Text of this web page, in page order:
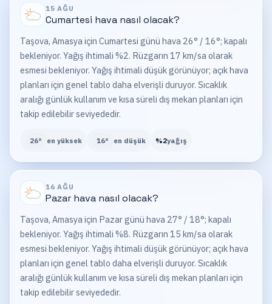
15 AĞU
Cumartesi hava nasıl olacak?
Taşova, Amasya için Cumartesi günü hava 26° / 16°; kapalı
bekleniyor. Yağış ihtimali %2. Rüzgarın 17 km/sa olarak
esmesi bekleniyor. Yağış ihtimali düşük görünüyor; açık hava
planları için genel tablo daha elverişli duruyor. Sıcaklık
aralığı günlük kullanım ve kısa süreli dış mekan planları için
takip edilebilir seviyededir.
26° en yüksek 16° en düşük %2yağış
16 AĞU
Pazarhava nasıl olacak?
Taşova, Amasya için Pazar günü hava 27° / 18°; kapalı
bekleniyor. Yağış ihtimali %8. Rüzgarın 15 km/sa olarak
esmesi bekleniyor. Yağış ihtimali düşük görünüyor; açık hava
planları için genel tablo daha elverişli duruyor. Sıcaklık
aralığı günlük kullanım ve kısa süreli dış mekan planları için
takip edilebilir seviyededir.